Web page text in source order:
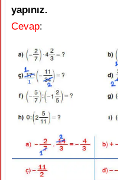
yapınız.
Cevap: